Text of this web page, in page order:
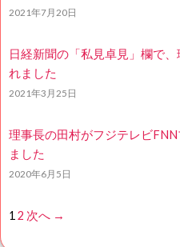
2021年7月20日
日経新聞の「私見卓見」欄で
れました
2021年3月25日
理事長の田村がフジテレビ
ました
2020年6月5日
1 2 次へ →